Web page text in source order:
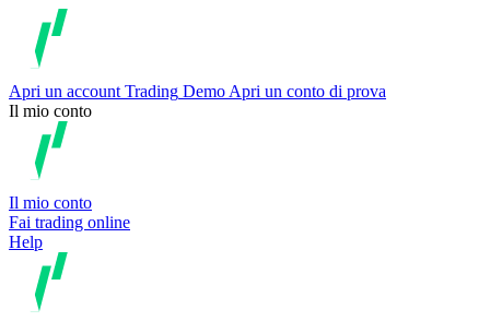
Apri un account Trading Demo Apri un conto di prova
Il mio conto
Il mio conto
Fai trading online
Help